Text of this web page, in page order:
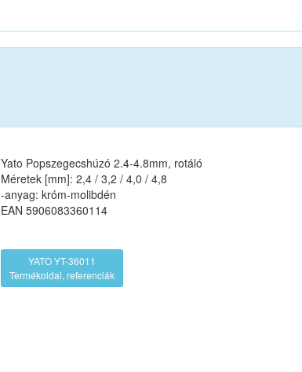
Yato Popszegecshúzó 2.4-4.8mm, rotáló
Méretek [mm]: 2,4 / 3,2 / 4,0 / 4,8
-anyag: króm-molibdén
EAN 5906083360114
YATO YT-36011
Termékoldal, referenciák